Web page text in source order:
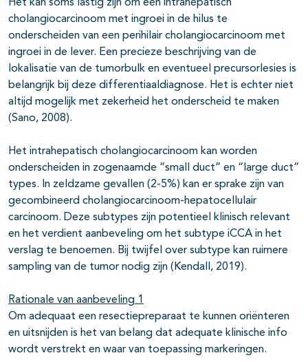
Het kan soms lastig zijn om een intrahepatisch
cholangiocarcinoom met ingroei in de hilus te
onderscheiden van een perihilair cholangiocarcinoom met
ingroei in de lever. Een precieze beschrijving van de
lokalisatie van de tumorbulk en eventueel precursorlesies is
belangrijk bij deze differentiaaldiagnose. Het is echter niet
altijd mogelijk met zekerheid het onderscheid te maken
(Sano, 2008).
Het intrahepatisch cholangiocarcinoom kan worden
onderscheiden in zogenaamde “small duct” en “large duct”
types. In zeldzame gevallen (2-5%) kan er sprake zijn van
gecombineerd cholangiocarcinoom-hepatocellulair
carcinoom. Deze subtypes zijn potentieel klinisch relevant
en het verdient aanbeveling om het subtype iCCA in het
verslag te benoemen. Bij twijfel over subtype kan ruimere
sampling van de tumor nodig zijn (Kendall, 2019).
Rationale van aanbeveling 1
Om adequaat een resectiepreparaat te kunnen oriënteren
en uitsnijden is het van belang dat adequate klinische info
wordt verstrekt en waar van toepassing markeringen.